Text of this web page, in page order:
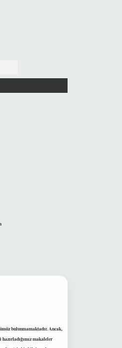
bulunmamaktadır. Ancak,
makaleler